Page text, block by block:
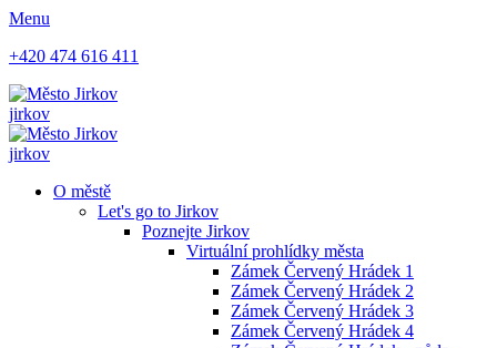
Menu
+420 474 616 411
jirkov
jirkov
O městě
Let's go to Jirkov
Poznejte Jirkov
Virtuální prohlídky města
Zámek Červený Hrádek 1
Zámek Červený Hrádek 2
Zámek Červený Hrádek 3
Zámek Červený Hrádek 4